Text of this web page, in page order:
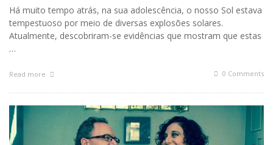
Há muito tempo atrás, na sua adolescência, o nosso Sol estava
tempestuoso por meio de diversas explosões solares.
Atualmente, descobriram-se evidências que mostram que estas
…
Read more 0 Comments